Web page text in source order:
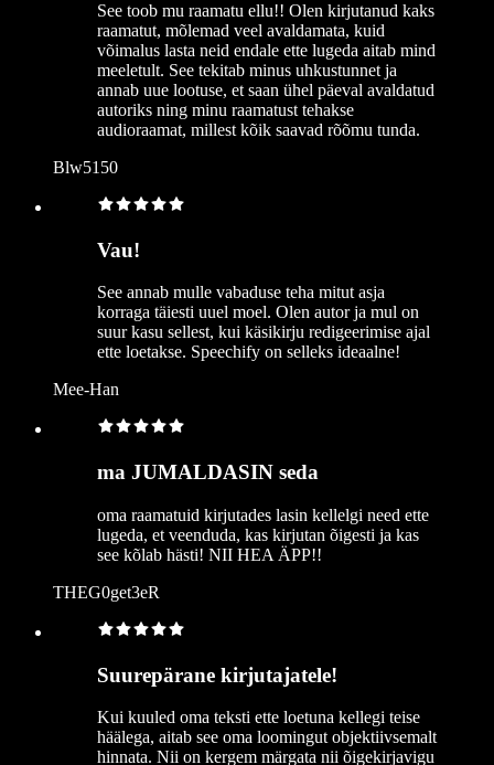
See toob mu raamatu ellu!! Olen kirjutanud kaks
raamatut, mõlemad veel avaldamata, kuid
võimalus lasta neid endale ette lugeda aitab mind
meeletult. See tekitab minus uhkustunnet ja
annab uue lootuse, et saan ühel päeval avaldatud
autoriks ning minu raamatust tehakse
audioraamat, millest kõik saavad rõõmu tunda.
Blw5150
Vau!
See annab mulle vabaduse teha mitut asja
korraga täiesti uuel moel. Olen autor ja mul on
suur kasu sellest, kui käsikirju redigeerimise ajal
ette loetakse. Speechify on selleks ideaalne!
Mee-Han
ma JUMALDASIN seda
oma raamatuid kirjutades lasin kellelgi need ette
lugeda, et veenduda, kas kirjutan õigesti ja kas
see kõlab hästi! NII HEA ÄPP!!
THEG0get3eR
Suurepärane kirjutajatele!
Kui kuuled oma teksti ette loetuna kellegi teise
häälega, aitab see oma loomingut objektiivsemalt
hinnata. Nii on kergem märgata nii õigekirjavigu